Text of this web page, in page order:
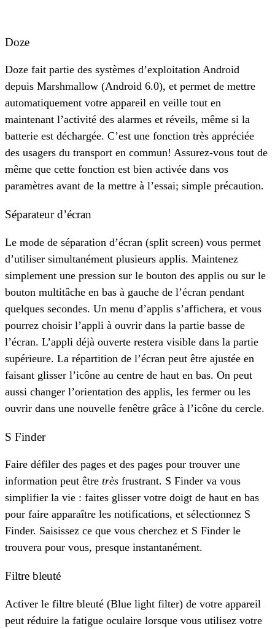
Doze
Doze fait partie des systèmes d’exploitation Android
depuis Marshmallow (Android 6.0), et permet de mettre
automatiquement votre appareil en veille tout en
maintenant l’activité des alarmes et réveils, même si la
batterie est déchargée. C’est une fonction très appréciée
des usagers du transport en commun! Assurez-vous tout de
même que cette fonction est bien activée dans vos
paramètres avant de la mettre à l’essai; simple précaution.
Séparateur d’écran
Le mode de séparation d’écran (split screen) vous permet
d’utiliser simultanément plusieurs applis. Maintenez
simplement une pression sur le bouton des applis ou sur le
bouton multitâche en bas à gauche de l’écran pendant
quelques secondes. Un menu d’applis s’affichera, et vous
pourrez choisir l’appli à ouvrir dans la partie basse de
l’écran. L’appli déjà ouverte restera visible dans la partie
supérieure. La répartition de l’écran peut être ajustée en
faisant glisser l’icône au centre de haut en bas. On peut
aussi changer l’orientation des applis, les fermer ou les
ouvrir dans une nouvelle fenêtre grâce à l’icône du cercle.
S Finder
Faire défiler des pages et des pages pour trouver une
information peut être très frustrant. S Finder va vous
simplifier la vie : faites glisser votre doigt de haut en bas
pour faire apparaître les notifications, et sélectionnez S
Finder. Saisissez ce que vous cherchez et S Finder le
trouvera pour vous, presque instantanément.
Filtre bleuté
Activer le filtre bleuté (Blue light filter) de votre appareil
peut réduire la fatigue oculaire lorsque vous utilisez votre